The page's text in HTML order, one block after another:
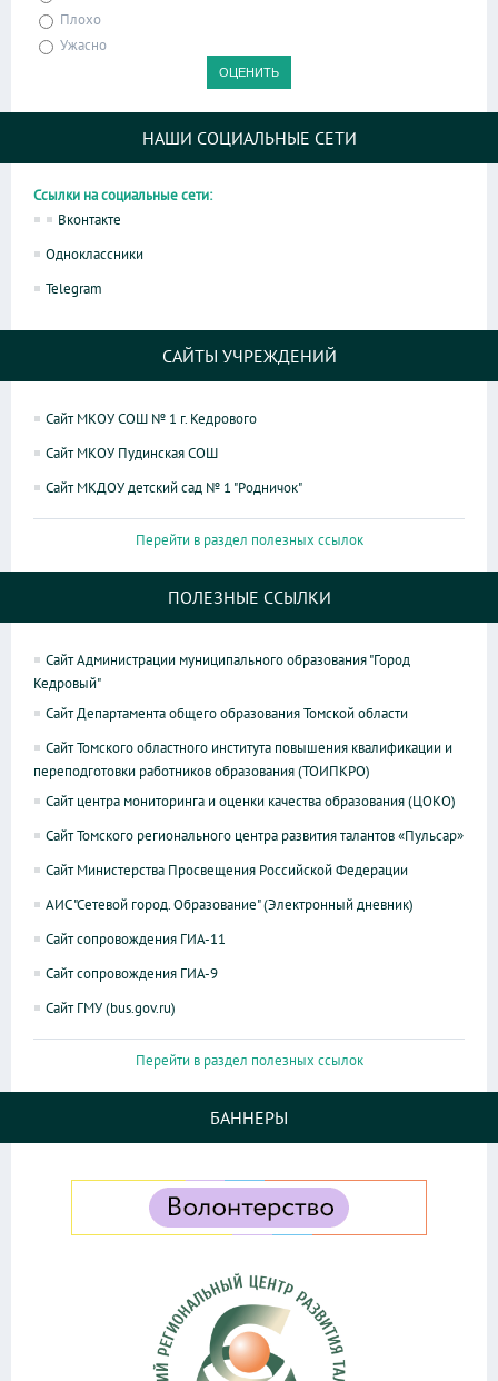
Плохо
Ужасно
НАШИ СОЦИАЛЬНЫЕ СЕТИ
Ссылки на социальные сети:
Вконтакте
Одноклассники
Telegram
САЙТЫ УЧРЕЖДЕНИЙ
Сайт МКОУ СОШ № 1 г. Кедрового
Сайт МКОУ Пудинская СОШ
Сайт МКДОУ детский сад № 1 "Родничок"
Перейти в раздел полезных ссылок
ПОЛЕЗНЫЕ ССЫЛКИ
Сайт Администрации муниципального образования "Город
Кедровый"
Сайт Департамента общего образования Томской области
Сайт Томского областного института повышения квалификации и
переподготовки работников образования (ТОИПКРО)
Сайт центра мониторинга и оценки качества образования (ЦОКО)
Сайт Томского регионального центра развития талантов «Пульсар»
Сайт Министерства Просвещения Российской Федерации
АИС "Сетевой город. Образование" (Электронный дневник)
Сайт сопровождения ГИА-11
Сайт сопровождения ГИА-9
Сайт ГМУ (bus.gov.ru)
Перейти в раздел полезных ссылок
БАННЕРЫ